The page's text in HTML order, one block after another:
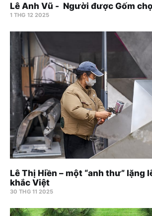
Lê Anh Vũ - Người được Gốm
1 THG 12 2025
Lê Thị Hiền – một “anh thư” lặng
khắc Việt
30 THG 11 2025